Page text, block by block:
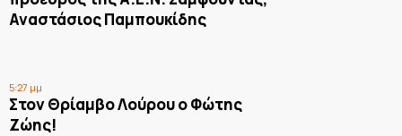
Αναστάσιος Παμπουκίδης
5:27 μμ
Στον Θρίαμβο Λούρου ο Φώτης
Ζώης!